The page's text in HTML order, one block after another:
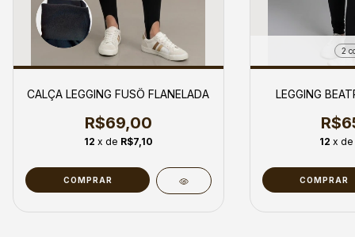
CALÇA LEGGING FUSÔ FLANELADA
R$69,00
12 x de R$7,10
COMPRAR
2
LEGGING
12 x de
COMPRAR